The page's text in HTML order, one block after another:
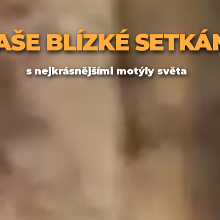
BLÍZKÉ
s nejkrásnějšími motýly světa